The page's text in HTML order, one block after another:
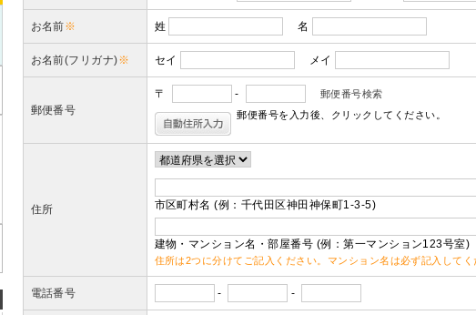
お名前※ 姓 名
お名前(フリガナ)※ セイ メイ
郵便番号
〒 -
郵便番号検索
郵便番号を入力後、クリックしてください。
住所 市区町村名 (例：千代田区神田神保町1-3-5)
建物・マンション名・部屋番号 (例：第一マンション123号室)
住所は2つに分けてご記入ください。マンション名は必ず記入してく
電話番号 - -